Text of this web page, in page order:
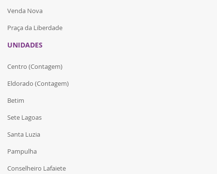
Venda Nova
Praça da Liberdade
UNIDADES
Centro (Contagem)
Eldorado (Contagem)
Betim
Sete Lagoas
Santa Luzia
Pampulha
Conselheiro Lafaiete